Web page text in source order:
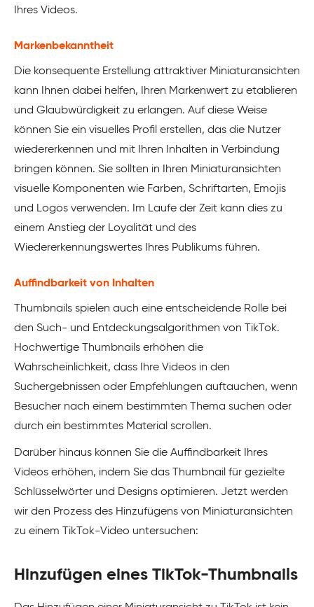
Ihres Videos.
Markenbekanntheit
Die konsequente Erstellung attraktiver Miniaturansichten
kann Ihnen dabei helfen, Ihren Markenwert zu etablieren
und Glaubwürdigkeit zu erlangen. Auf diese Weise
können Sie ein visuelles Profil erstellen, das die Nutzer
wiedererkennen und mit Ihren Inhalten in Verbindung
bringen können. Sie sollten in Ihren Miniaturansichten
visuelle Komponenten wie Farben, Schriftarten, Emojis
und Logos verwenden. Im Laufe der Zeit kann dies zu
einem Anstieg der Loyalität und des
Wiedererkennungswertes Ihres Publikums führen.
Auffindbarkeit von Inhalten
Thumbnails spielen auch eine entscheidende Rolle bei
den Such- und Entdeckungsalgorithmen von TikTok.
Hochwertige Thumbnails erhöhen die
Wahrscheinlichkeit, dass Ihre Videos in den
Suchergebnissen oder Empfehlungen auftauchen, wenn
Besucher nach einem bestimmten Thema suchen oder
durch ein bestimmtes Material scrollen.
Darüber hinaus können Sie die Auffindbarkeit Ihres
Videos erhöhen, indem Sie das Thumbnail für gezielte
Schlüsselwörter und Designs optimieren. Jetzt werden
wir den Prozess des Hinzufügens von Miniaturansichten
zu einem TikTok-Video untersuchen:
Hinzufügen eines TikTok-Thumbnails